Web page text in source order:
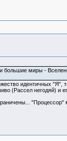
большие миры -
идентичных "Я",
(Рассел негодяй) и